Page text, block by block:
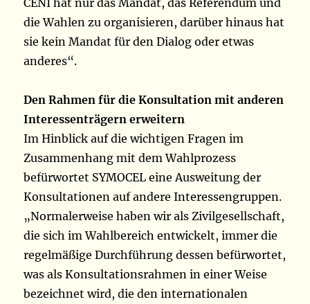
CENI hat nur das Mandat, das Referendum und
die Wahlen zu organisieren, darüber hinaus hat
sie kein Mandat für den Dialog oder etwas
anderes“.
Den Rahmen für die Konsultation mit anderen
Interessenträgern erweitern
Im Hinblick auf die wichtigen Fragen im
Zusammenhang mit dem Wahlprozess
befürwortet SYMOCEL eine Ausweitung der
Konsultationen auf andere Interessengruppen.
„Normalerweise haben wir als Zivilgesellschaft,
die sich im Wahlbereich entwickelt, immer die
regelmäßige Durchführung dessen befürwortet,
was als Konsultationsrahmen in einer Weise
bezeichnet wird, die den internationalen